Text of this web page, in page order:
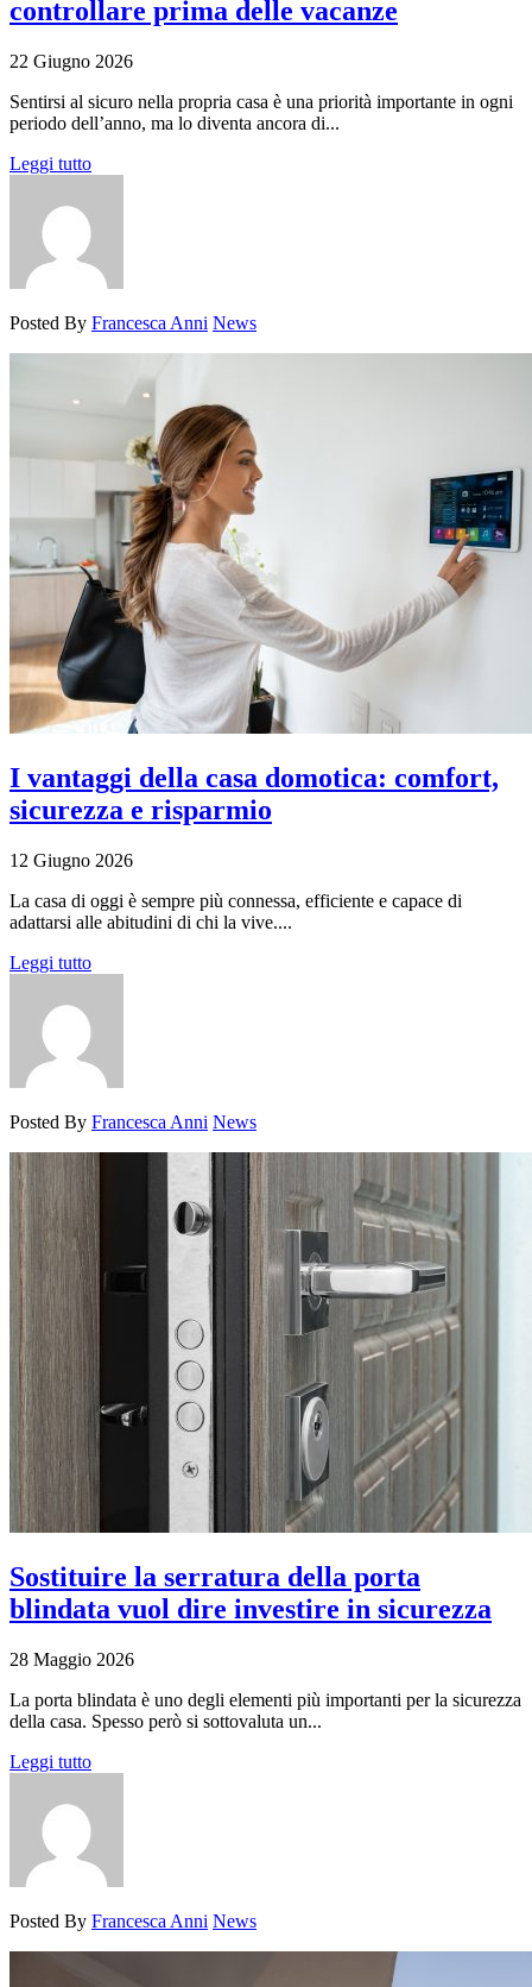
controllare prima delle vacanze
22 Giugno 2026
Sentirsi al sicuro nella propria casa è una priorità importante in ogni
periodo dell’anno, ma lo diventa ancora di...
Leggi tutto
Posted By Francesca Anni News
I vantaggi della casa domotica: comfort,
sicurezza e risparmio
12 Giugno 2026
La casa di oggi è sempre più connessa, efficiente e capace di
adattarsi alle abitudini di chi la vive....
Leggi tutto
Posted By Francesca Anni News
Sostituire la serratura della porta
blindata vuol dire investire in sicurezza
28 Maggio 2026
La porta blindata è uno degli elementi più importanti per la sicurezza
della casa. Spesso però si sottovaluta un...
Leggi tutto
Posted By Francesca Anni News